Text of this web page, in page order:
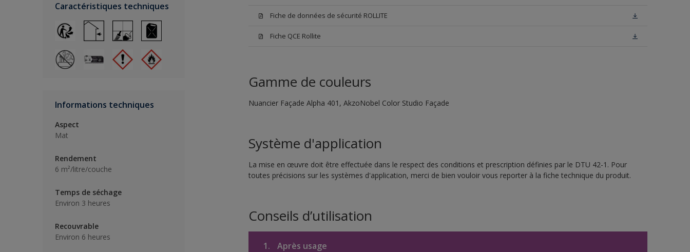
Caractéristiques techniques
Informations techniques
Aspect
Mat
Rendement
6 m²/litre/couche
Temps de séchage
Environ 3 heures
Recouvrable
Environ 6 heures
Fiche de données de sécurité ROLLITE
Fiche QCE Rollite
Gamme de couleurs
Nuancier Façade Alpha 401, AkzoNobel Color Studio Façade
Système d'application
La mise en œuvre doit être effectuée dans le respect des conditions et prescription définies par le DTU 42-1. Pour
toutes précisions sur les systèmes d'application, merci de bien vouloir vous reporter à la fiche technique du produit.
Conseils d’utilisation
1. Après usage